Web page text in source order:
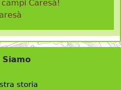
Caresà!
Siamo
storia